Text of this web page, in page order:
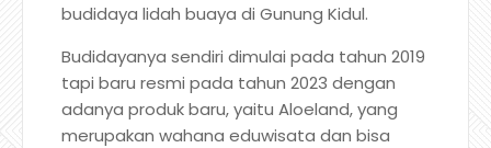
budidaya lidah buaya di Gunung Kidul.
Budidayanya sendiri dimulai pada tahun 2019
tapi baru resmi pada tahun 2023 dengan
adanya produk baru, yaitu Aloeland, yang
merupakan wahana eduwisata dan bisa